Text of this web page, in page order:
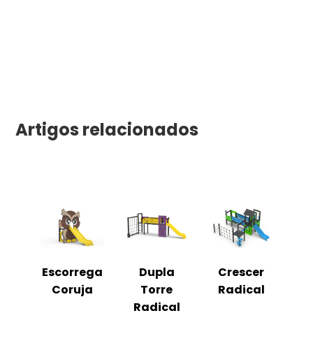
Artigos relacionados
Escorrega
Coruja
Dupla
Torre
Radical
Crescer
Radical